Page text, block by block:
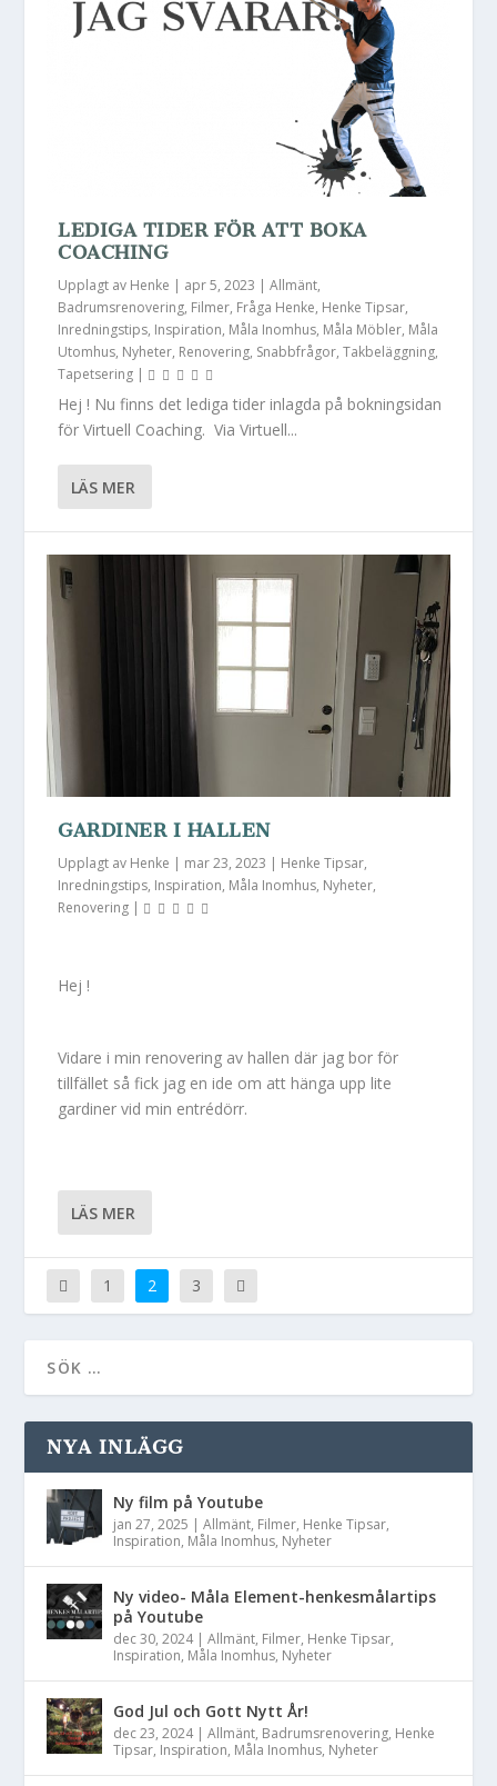
LEDIGA TIDER FÖR ATT BOKA
COACHING
Upplagt av Henke apr 5, 2023 |Allmänt,
Badrumsrenovering, Filmer, Fråga Henke, Henke Tipsar,
Inredningstips, Inspiration, Måla Inomhus, Måla Möbler, Måla
Utomhus, Nyheter, Renovering, Snabbfrågor,Takbeläggning,
Tapetsering
Hej ! Nu finns det lediga tider inlagda på bokningsidan
för Virtuell Coaching. Via Virtuell...
LÄS MER
GARDINER I HALLEN
Upplagt av Henke | mar 23, 2023 | Henke Tipsar,
Inredningstips, Inspiration, Måla Inomhus, Nyheter,
Renovering |
Hej !
Vidare i min renovering av hallen där jag bor för
tillfället så fick jag en ide om att hänga upp lite
gardiner vid min entrédörr.
LÄS MER
1 2 3
NYA INLÄGG
Ny film på Youtube
jan 27, 2025 |Allmänt, Filmer, Henke Tipsar,
Inspiration, Måla Inomhus, Nyheter
Ny video- Måla Element-henkesmålartips
på Youtube
dec 30, 2024|Allmänt, Filmer, Henke Tipsar,
Inspiration, Måla Inomhus, Nyheter
God Jul och Gott Nytt År!
dec 23, 2024|Allmänt, Badrumsrenovering, Henke
Tipsar, Inspiration, Måla Inomhus, Nyheter